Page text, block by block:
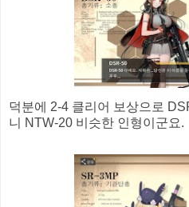
덕분에 2-4 클리어 보상으로
니 NTW-20 비슷한 인형이군요.